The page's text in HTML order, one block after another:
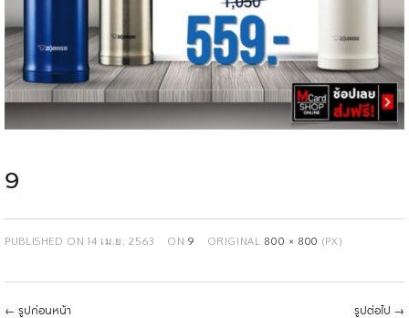
9
PUBLISHED ON14 เม.ย. 2563 ON9 ORIGINAL 800 × 800 (PX)
← รูปก่อนหน้า รูปต่อไป →